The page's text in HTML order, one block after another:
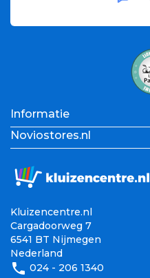
Informatie
Noviostores.nl
Kluizencentre.nl
Cargadoorweg 7
6541 BT Nijmegen
Nederland
phone 024 - 206 1340